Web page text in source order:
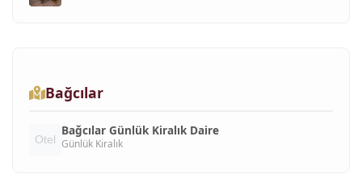
Bağcılar
Bağcılar Günlük Kiralık Daire
Günlük Kiralık